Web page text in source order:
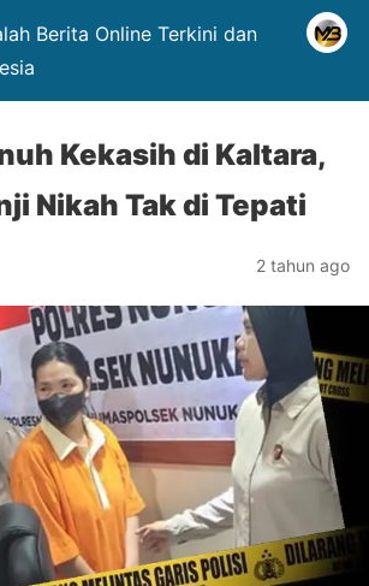
Berita Online Terkini dan
Kekasih di Kaltara,
Nikah Tak di Tepati
2 tahun ago